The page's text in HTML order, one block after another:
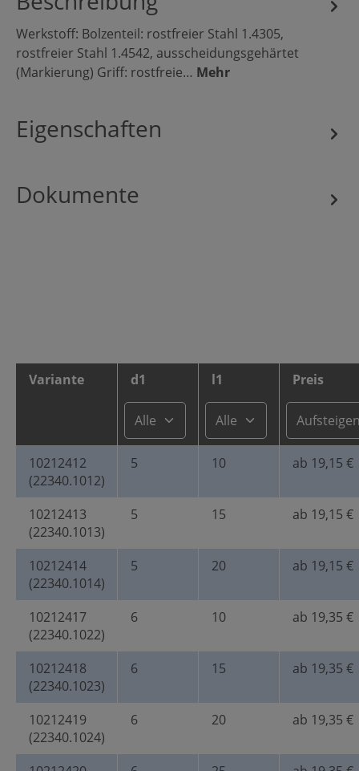
Werkstoff: Bolzenteil: rostfreier Stahl 1.4305,
rostfreier Stahl 1.4542, ausscheidungsgehärtet
(Markierung) Griff: rostfreie… Mehr
Eigenschaften
Dokumente
Variante d1 l1 Preis
10212412
(22340.1012)
5 10 ab 19,15 €
10212413
(22340.1013)
5 15 ab 19,15 €
10212414
(22340.1014)
5 20 ab 19,15 €
10212417
(22340.1022)
6 10 ab 19,35 €
10212418
(22340.1023)
6 15 ab 19,35 €
10212419
(22340.1024)
6 20 ab 19,35 €